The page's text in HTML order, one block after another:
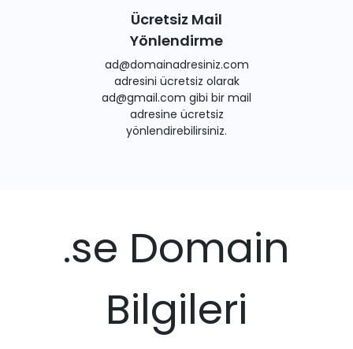
Ücretsiz Mail
Yönlendirme
ad@domainadresiniz.com
adresini ücretsiz olarak
ad@gmail.com gibi bir mail
adresine ücretsiz
yönlendirebilirsiniz.
.se Domain
Bilgileri